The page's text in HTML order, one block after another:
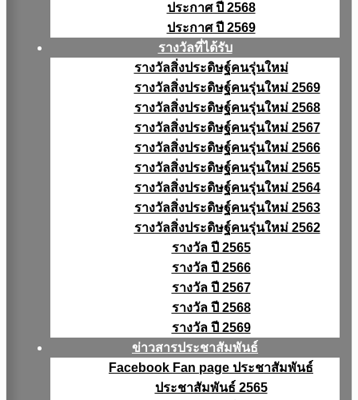
ประกาศ ปี 2568
ประกาศ ปี 2569
รางวัลที่ได้รับ
รางวัลสิ่งประดิษฐ์คนรุ่นใหม่
รางวัลสิ่งประดิษฐ์คนรุ่นใหม่ 2569
รางวัลสิ่งประดิษฐ์คนรุ่นใหม่ 2568
รางวัลสิ่งประดิษฐ์คนรุ่นใหม่ 2567
รางวัลสิ่งประดิษฐ์คนรุ่นใหม่ 2566
รางวัลสิ่งประดิษฐ์คนรุ่นใหม่ 2565
รางวัลสิ่งประดิษฐ์คนรุ่นใหม่ 2564
รางวัลสิ่งประดิษฐ์คนรุ่นใหม่ 2563
รางวัลสิ่งประดิษฐ์คนรุ่นใหม่ 2562
รางวัล ปี 2565
รางวัล ปี 2566
รางวัล ปี 2567
รางวัล ปี 2568
รางวัล ปี 2569
ข่าวสารประชาสัมพันธ์
Facebook Fan page ประชาสัมพันธ์
ประชาสัมพันธ์ 2565